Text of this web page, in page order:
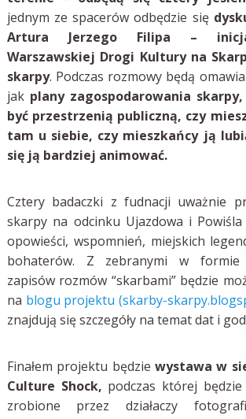
jednym ze spacerów odbędzie się
Artura Jerzego Filipa –
Warszawskiej Drogi Kultury na
skarpy. Podczas rozmowy będą
jak plany zagospodarowania
być przestrzenią publiczną, czy
tam u siebie, czy mieszkańcy ją
się ją bardziej animować.
Cztery badaczki z fudnacji uważnie
skarpy na odcinku Ujazdowa i
opowieści, wspomnień, miejskich
bohaterów. Z zebranymi w
zapisów rozmów “skarbami” będzie
na blogu projektu (skarby-
znajdują się szczegóły na temat dat i
Finałem projektu będzie wystawa w
Culture Shock, podczas której
zrobione przez działaczy